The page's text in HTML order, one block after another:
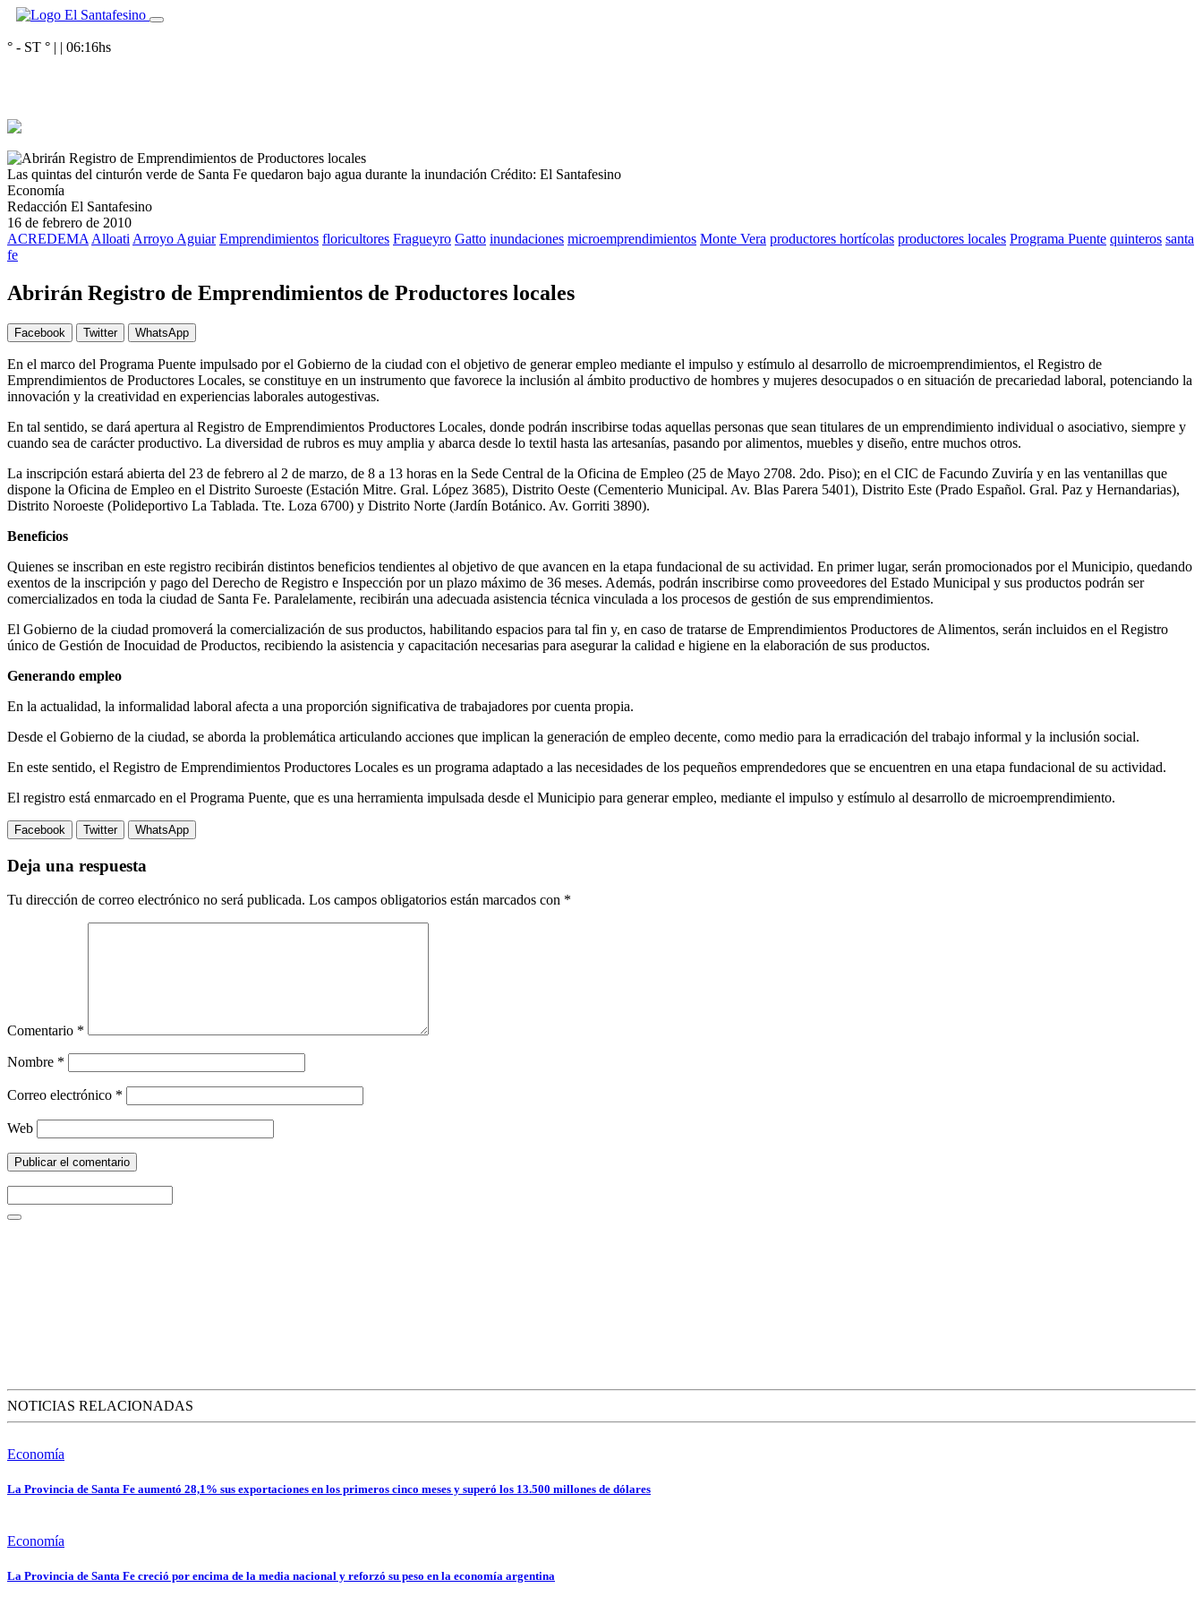
° - ST ° | | 06:16hs
Las quintas del cinturón verde de Santa Fe quedaron bajo agua durante la inundación Crédito: El Santafesino
Economía
Redacción El Santafesino
16 de febrero de 2010
ACREDEMA Alloati Arroyo Aguiar Emprendimientos floricultores Fragueyro Gatto inundaciones microemprendimientos Monte Vera productores hortícolas productores locales Programa Puente quinteros santa
fe
Abrirán Registro de Emprendimientos de Productores locales
Facebook Twitter WhatsApp
En el marco del Programa Puente impulsado por el Gobierno de la ciudad con el objetivo de generar empleo mediante el impulso y estímulo al desarrollo de microemprendimientos, el Registro de
Emprendimientos de Productores Locales, se constituye en un instrumento que favorece la inclusión al ámbito productivo de hombres y mujeres desocupados o en situación de precariedad laboral, potenciando la
innovación y la creatividad en experiencias laborales autogestivas.
En tal sentido, se dará apertura al Registro de Emprendimientos Productores Locales, donde podrán inscribirse todas aquellas personas que sean titulares de un emprendimiento individual o asociativo, siempre y
cuando sea de carácter productivo. La diversidad de rubros es muy amplia y abarca desde lo textil hasta las artesanías, pasando por alimentos, muebles y diseño, entre muchos otros.
La inscripción estará abierta del 23 de febrero al 2 de marzo, de 8 a 13 horas en la Sede Central de la Oficina de Empleo (25 de Mayo 2708. 2do. Piso); en el CIC de Facundo Zuviría y en las ventanillas que
dispone la Oficina de Empleo en el Distrito Suroeste (Estación Mitre. Gral. López 3685), Distrito Oeste (Cementerio Municipal. Av. Blas Parera 5401), Distrito Este (Prado Español. Gral. Paz y Hernandarias),
Distrito Noroeste (Polideportivo La Tablada. Tte. Loza 6700) y Distrito Norte (Jardín Botánico. Av. Gorriti 3890).
Beneficios
Quienes se inscriban en este registro recibirán distintos beneficios tendientes al objetivo de que avancen en la etapa fundacional de su actividad. En primer lugar, serán promocionados por el Municipio, quedando
exentos de la inscripción y pago del Derecho de Registro e Inspección por un plazo máximo de 36 meses. Además, podrán inscribirse como proveedores del Estado Municipal y sus productos podrán ser
comercializados en toda la ciudad de Santa Fe. Paralelamente, recibirán una adecuada asistencia técnica vinculada a los procesos de gestión de sus emprendimientos.
El Gobierno de la ciudad promoverá la comercialización de sus productos, habilitando espacios para tal fin y, en caso de tratarse de Emprendimientos Productores de Alimentos, serán incluidos en el Registro
único de Gestión de Inocuidad de Productos, recibiendo la asistencia y capacitación necesarias para asegurar la calidad e higiene en la elaboración de sus productos.
Generando empleo
En la actualidad, la informalidad laboral afecta a una proporción significativa de trabajadores por cuenta propia.
Desde el Gobierno de la ciudad, se aborda la problemática articulando acciones que implican la generación de empleo decente, como medio para la erradicación del trabajo informal y la inclusión social.
En este sentido, el Registro de Emprendimientos Productores Locales es un programa adaptado a las necesidades de los pequeños emprendedores que se encuentren en una etapa fundacional de su actividad.
El registro está enmarcado en el Programa Puente, que es una herramienta impulsada desde el Municipio para generar empleo, mediante el impulso y estímulo al desarrollo de microemprendimiento.
Facebook Twitter WhatsApp
Deja una respuesta
Tu dirección de correo electrónico no será publicada. Los campos obligatorios están marcados con *
Comentario *
Nombre *
Correo electrónico *
Web
NOTICIAS RELACIONADAS
Economía
La Provincia de Santa Fe aumentó 28,1% sus exportaciones en los primeros cinco meses y superó los 13.500 millones de dólares
Economía
La Provincia de Santa Fe creció por encima de la media nacional y reforzó su peso en la economía argentina